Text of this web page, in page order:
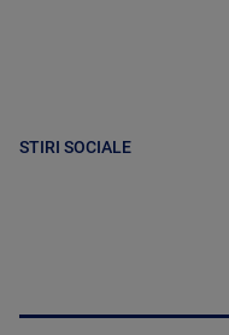
STIRI SOCIALE